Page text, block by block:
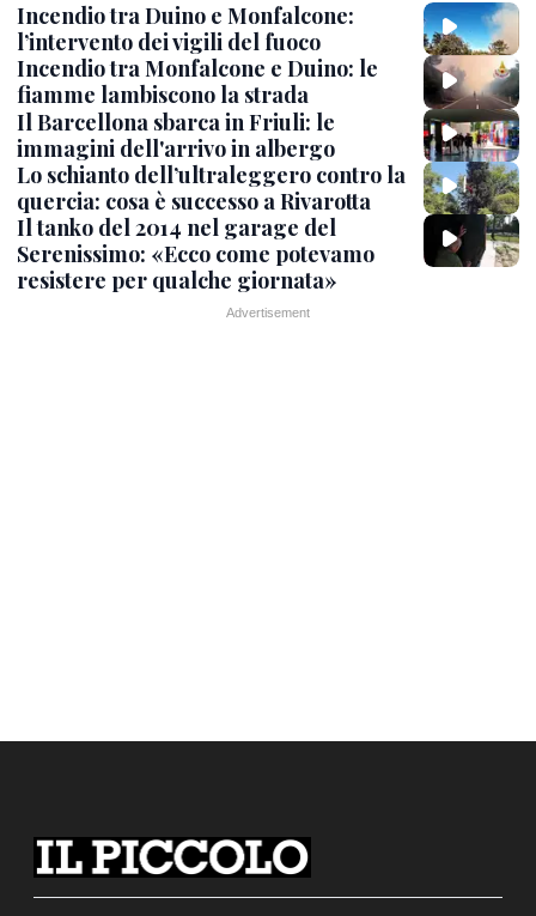
Incendio tra Duino e Monfalcone:
l’intervento dei vigili del fuoco
Incendio tra Monfalcone e Duino: le
fiamme lambiscono la strada
Il Barcellona sbarca in Friuli: le
immagini dell'arrivo in albergo
Lo schianto dell’ultraleggero contro la
quercia: cosa è successo a Rivarotta
Il tanko del 2014 nel garage del
Serenissimo: «Ecco come potevamo
resistere per qualche giornata»